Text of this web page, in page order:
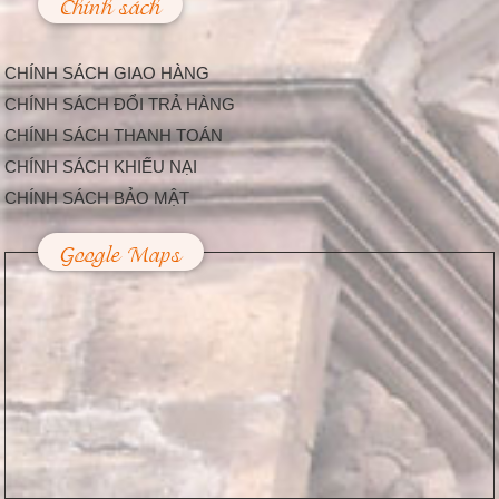
Làm Thế Nào Để
Trang Trí Sự Kiện,
Lễ Hội Bắt Mắt Và
Độc Đáo
Hiện nay, càng ngày
càng có nhiều công ty
tổ chức sự kiện được...
Trang Trí Lễ Hội –
Nhu Cầu Tất Yếu
Trong Cuộc Sống
Hiện Nay
Dịp lễ hội là thời điểm
mà hầu hết người dân
thường chi tiêu...
CHÍNH SÁCH GIAO HÀNG
CHÍNH SÁCH ĐỔI TRẢ HÀNG
CHÍNH SÁCH THANH TOÁN
CHÍNH SÁCH KHIẾU NẠI
CHÍNH SÁCH BẢO MẬT
Google Maps